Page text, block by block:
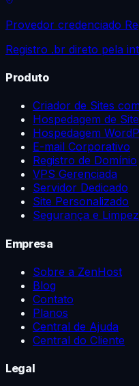
Provedor credenciado
Registro .br direto pela
Produto
Criador de Sites
Hospedagem de
Hospedagem
E-mail Corporativo
Registro de Domínio
VPS Gerenciada
Servidor Dedicado
Site Personalizado
Segurança e
Empresa
Sobre a ZenHost
Blog
Contato
Planos
Central de Ajuda
Central do Cliente
Legal